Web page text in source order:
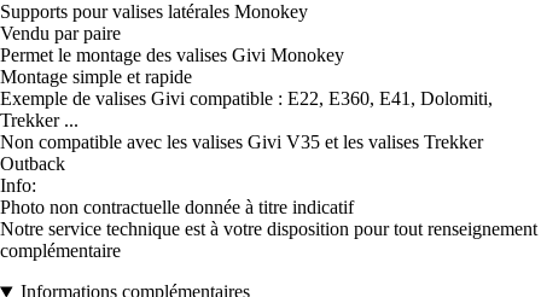
Supports pour valises latérales Monokey
Vendu par paire
Permet le montage des valises Givi Monokey
Montage simple et rapide
Exemple de valises Givi compatible : E22, E360, E41, Dolomiti,
Trekker ...
Non compatible avec les valises Givi V35 et les valises Trekker
Outback
Info:
Photo non contractuelle donnée à titre indicatif
Notre service technique est à votre disposition pour tout renseignement
complémentaire
Informations complémentaires